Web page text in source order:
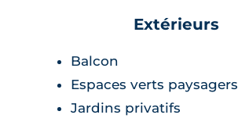
Extérieurs
Balcon
Espaces verts paysagers
Jardins privatifs